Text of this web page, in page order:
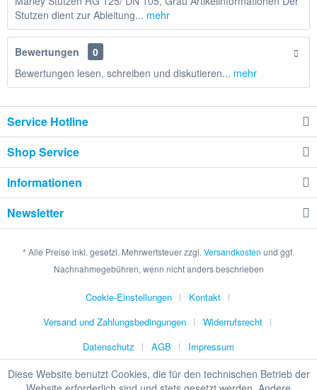
Stutzen dient zur Ableitung... mehr
Bewertungen
0
Bewertungen lesen, schreiben und diskutieren... mehr
Service Hotline
Shop Service
Informationen
Newsletter
* Alle Preise inkl. gesetzl. Mehrwertsteuer zzgl. Versandkosten und ggf.
Nachnahmegebühren, wenn nicht anders beschrieben
Cookie-Einstellungen
Kontakt
Versand und Zahlungsbedingungen
Widerrufsrecht
Datenschutz
AGB Impressum
Diese Website benutzt Cookies, die für den technischen Betrieb der